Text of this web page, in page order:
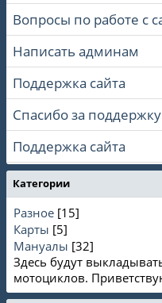
Вопросы по работе с
Написать админам
Поддержка сайта
Спасибо за
Поддержка сайта
Категории
Разное [15]
Карты [5]
Мануалы [32]
Здесь будут
мотоциклов.